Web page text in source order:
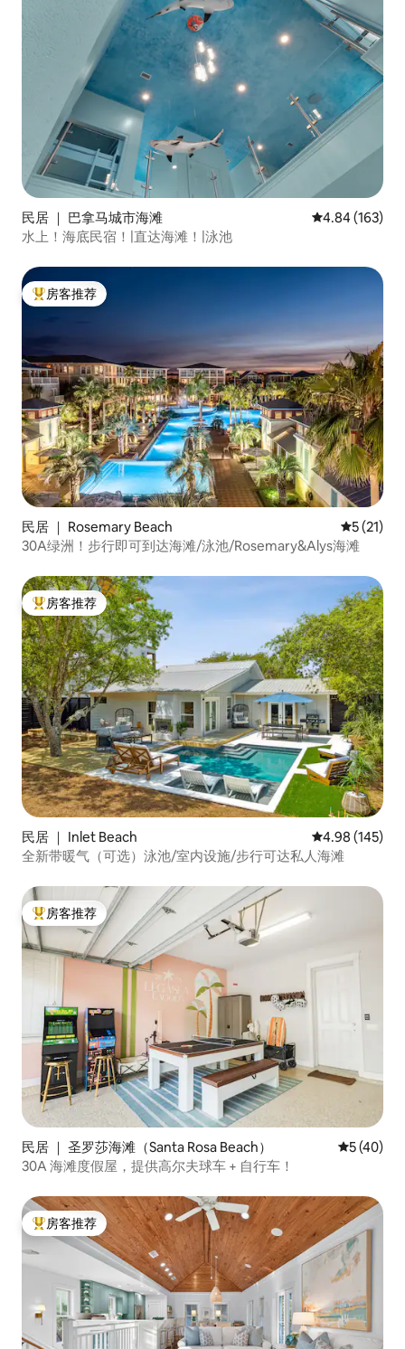
民居 ｜ 巴拿马城市海滩 平均评分 4.84
4.84 (163)
水上！海底民宿！|直达海滩！|泳池
热门「房客推荐」
房客推荐
民居 ｜ Rosemary Beach 平均评分
5 (21)
30A绿洲！步行即可到达海滩/泳池/Rosemary&Alys海滩
热门「房客推荐」
房客推荐
民居 ｜ Inlet Beach 平均评分 4.98
4.98 (145)
全新带暖气（可选）泳池/室内设施/步行可达私人海滩
热门「房客推荐」
房客推荐
民居 ｜ 圣罗莎海滩（Santa Rosa Beach） 平均评分
5 (40)
30A 海滩度假屋，提供高尔夫球车 + 自行车！
热门「房客推荐」
房客推荐